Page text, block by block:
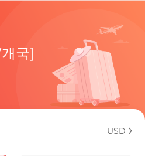
적
국]
USD